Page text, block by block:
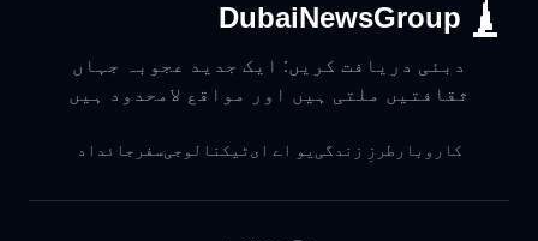
DubaiNewsGroup
دبئی دریافت کریں: ایک جدید عجوبہ جہاں
ثقافتیں ملتی ہیں اور مواقع لامحدود ہیں
کاروبار طرزِ زندگی یو اے ایٹیکنالوجیسفر جائداد